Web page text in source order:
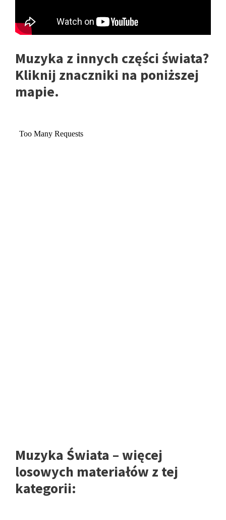
Muzyka z innych części świata?
Kliknij znaczniki na poniższej
mapie.
Muzyka Świata – więcej
losowych materiałów z tej
kategorii: